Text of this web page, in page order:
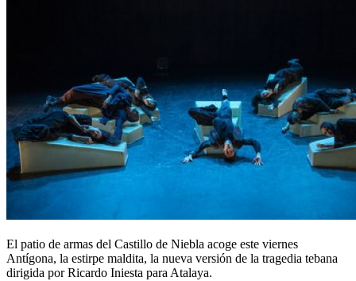
El patio de armas del Castillo de Niebla acoge este viernes
Antígona, la estirpe maldita, la nueva versión de la tragedia tebana
dirigida por Ricardo Iniesta para Atalaya.